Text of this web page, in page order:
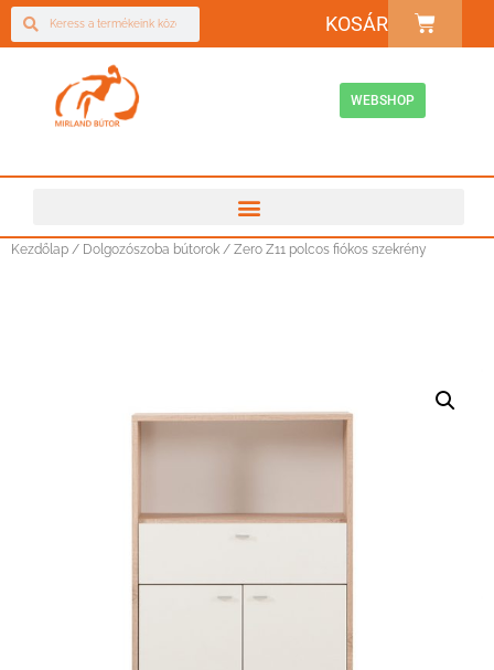
KOSÁR
WEBSHOP
Kezdőlap / Dolgozószoba bútorok / Zero Z11 polcos fiókos szekrény